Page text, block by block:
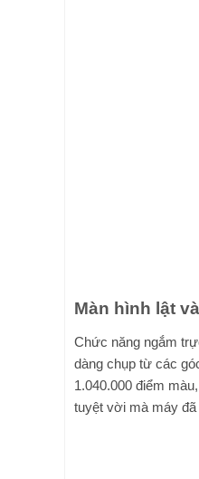
Màn hình lật
Chức năng ngắm
dàng chụp từ các
1.040.000 điểm
tuyệt vời mà máy đã